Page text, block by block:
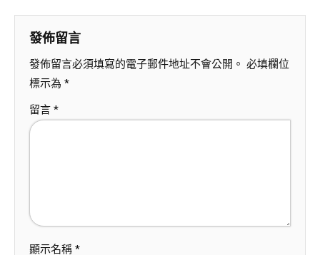
發佈留言
發佈留言必須填寫的電子郵件地址不會公開。 必填欄位
標示為 *
留言 *
顯示名稱 *